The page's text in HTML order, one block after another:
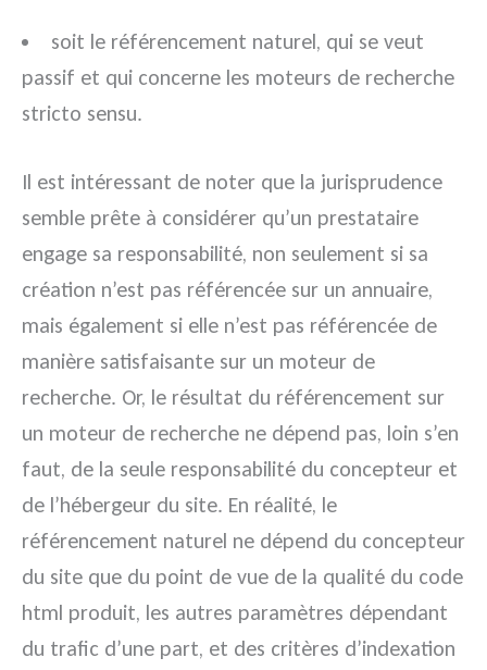
soit le référencement naturel, qui se veut
passif et qui concerne les moteurs de recherche
stricto sensu.
Il est intéressant de noter que la jurisprudence
semble prête à considérer qu’un prestataire
engage sa responsabilité, non seulement si sa
création n’est pas référencée sur un annuaire,
mais également si elle n’est pas référencée de
manière satisfaisante sur un moteur de
recherche. Or, le résultat du référencement sur
un moteur de recherche ne dépend pas, loin s’en
faut, de la seule responsabilité du concepteur et
de l’hébergeur du site. En réalité, le
référencement naturel ne dépend du concepteur
du site que du point de vue de la qualité du code
html produit, les autres paramètres dépendant
du trafic d’une part, et des critères d’indexation